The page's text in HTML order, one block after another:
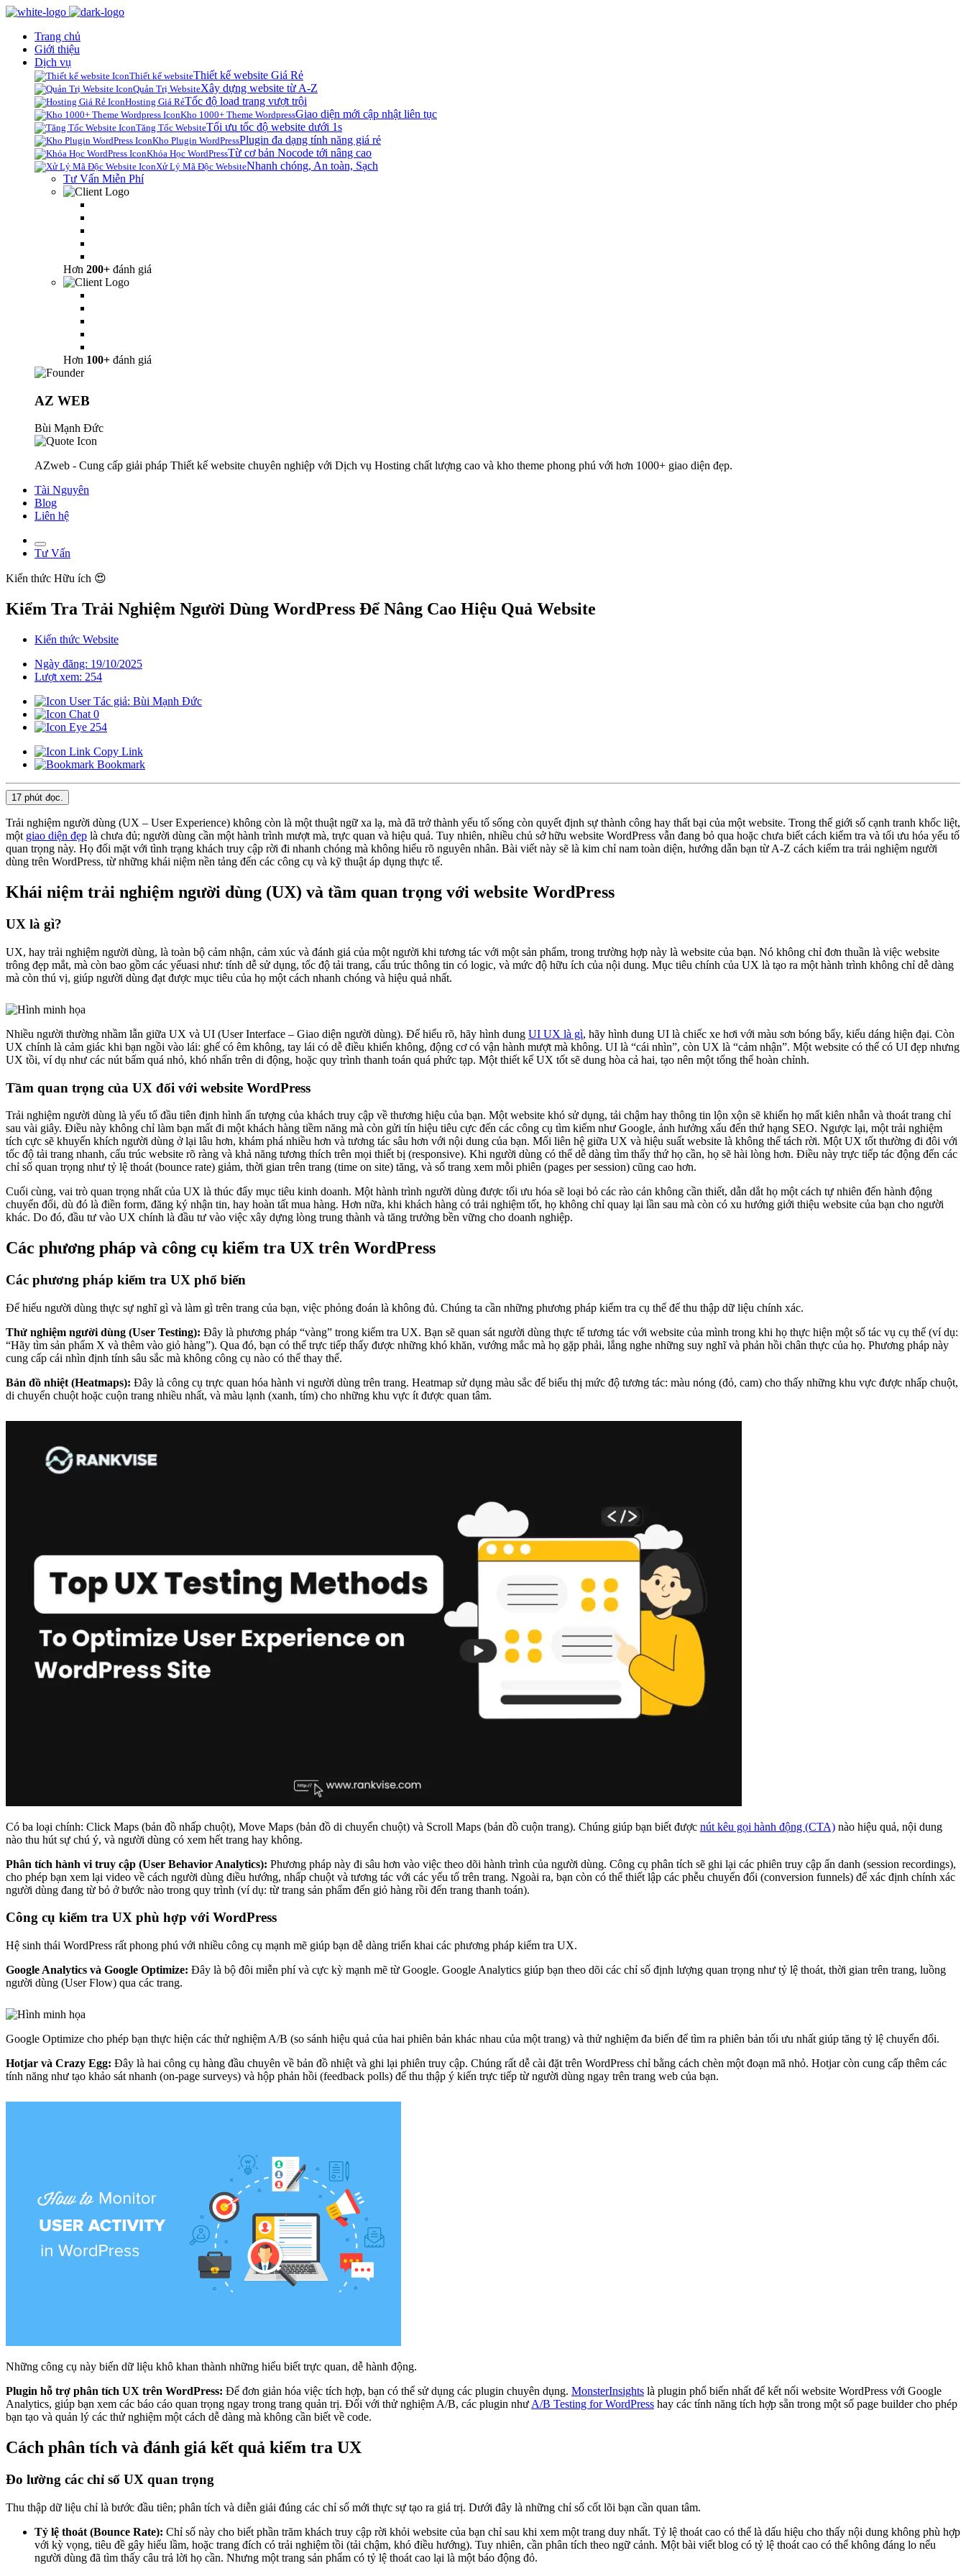
Trang chủ
Giới thiệu
Dịch vụ
Thiết kế websiteThiết kế website Giá Rẻ
Quản Trị WebsiteXây dựng website từ A-Z
Hosting Giá RẻTốc độ load trang vượt trội
Kho 1000+ Theme WordpressGiao diện mới cập nhật liên tục
Tăng Tốc WebsiteTối ưu tốc độ website dưới 1s
Kho Plugin WordPressPlugin đa dạng tính năng giá rẻ
Khóa Học WordPressTừ cơ bản Nocode tới nâng cao
Xử Lý Mã Độc WebsiteNhanh chóng, An toàn, Sạch
Tư Vấn Miễn Phí
Hơn 200+ đánh giá
Hơn 100+ đánh giá
AZ WEB
Bùi Mạnh Đức
AZweb - Cung cấp giải pháp Thiết kế website chuyên nghiệp với Dịch vụ Hosting chất lượng cao và kho theme phong phú với hơn 1000+ giao diện đẹp.
Tài Nguyên
Blog
Liên hệ
Tư Vấn
Kiến thức Hữu ích 😍
Kiểm Tra Trải Nghiệm Người Dùng WordPress Để Nâng Cao Hiệu Quả Website
Kiến thức Website
Ngày đăng: 19/10/2025
Lượt xem: 254
Tác giả: Bùi Mạnh Đức
0
254
Copy Link
Bookmark
17 phút đọc.
Trải nghiệm người dùng (UX – User Experience) không còn là một thuật ngữ xa lạ, mà đã trở thành yếu tố sống còn quyết định sự thành công hay thất bại của một website. Trong thế giới số cạnh tranh khốc liệt,
một giao diện đẹp là chưa đủ; người dùng cần một hành trình mượt mà, trực quan và hiệu quả. Tuy nhiên, nhiều chủ sở hữu website WordPress vẫn đang bỏ qua hoặc chưa biết cách kiểm tra và tối ưu hóa yếu tố
quan trọng này. Họ đối mặt với tình trạng khách truy cập rời đi nhanh chóng mà không hiểu rõ nguyên nhân. Bài viết này sẽ là kim chỉ nam toàn diện, hướng dẫn bạn từ A-Z cách kiểm tra trải nghiệm người
dùng trên WordPress, từ những khái niệm nền tảng đến các công cụ và kỹ thuật áp dụng thực tế.
Khái niệm trải nghiệm người dùng (UX) và tầm quan trọng với website WordPress
UX là gì?
UX, hay trải nghiệm người dùng, là toàn bộ cảm nhận, cảm xúc và đánh giá của một người khi tương tác với một sản phẩm, trong trường hợp này là website của bạn. Nó không chỉ đơn thuần là việc website
trông đẹp mắt, mà còn bao gồm các yếuasi như: tính dễ sử dụng, tốc độ tải trang, cấu trúc thông tin có logic, và mức độ hữu ích của nội dung. Mục tiêu chính của UX là tạo ra một hành trình không chỉ dễ dàng
mà còn thú vị, giúp người dùng đạt được mục tiêu của họ một cách nhanh chóng và hiệu quả nhất.
Nhiều người thường nhầm lẫn giữa UX và UI (User Interface – Giao diện người dùng). Để hiểu rõ, hãy hình dung UI UX là gì, hãy hình dung UI là chiếc xe hơi với màu sơn bóng bẩy, kiểu dáng hiện đại. Còn
UX chính là cảm giác khi bạn ngồi vào lái: ghế có êm không, tay lái có dễ điều khiển không, động cơ có vận hành mượt mà không. UI là “cái nhìn”, còn UX là “cảm nhận”. Một website có thể có UI đẹp nhưng
UX tồi, ví dụ như các nút bấm quá nhỏ, khó nhấn trên di động, hoặc quy trình thanh toán quá phức tạp. Một thiết kế UX tốt sẽ dung hòa cả hai, tạo nên một tổng thể hoàn chỉnh.
Tầm quan trọng của UX đối với website WordPress
Trải nghiệm người dùng là yếu tố đầu tiên định hình ấn tượng của khách truy cập về thương hiệu của bạn. Một website khó sử dụng, tải chậm hay thông tin lộn xộn sẽ khiến họ mất kiên nhẫn và thoát trang chỉ
sau vài giây. Điều này không chỉ làm bạn mất đi một khách hàng tiềm năng mà còn gửi tín hiệu tiêu cực đến các công cụ tìm kiếm như Google, ảnh hưởng xấu đến thứ hạng SEO. Ngược lại, một trải nghiệm
tích cực sẽ khuyến khích người dùng ở lại lâu hơn, khám phá nhiều hơn và tương tác sâu hơn với nội dung của bạn. Mối liên hệ giữa UX và hiệu suất website là không thể tách rời. Một UX tốt thường đi đôi với
tốc độ tải trang nhanh, cấu trúc website rõ ràng và khả năng tương thích trên mọi thiết bị (responsive). Khi người dùng có thể dễ dàng tìm thấy thứ họ cần, họ sẽ hài lòng hơn. Điều này trực tiếp tác động đến các
chỉ số quan trọng như tỷ lệ thoát (bounce rate) giảm, thời gian trên trang (time on site) tăng, và số trang xem mỗi phiên (pages per session) cũng cao hơn.
Cuối cùng, vai trò quan trọng nhất của UX là thúc đẩy mục tiêu kinh doanh. Một hành trình người dùng được tối ưu hóa sẽ loại bỏ các rào cản không cần thiết, dẫn dắt họ một cách tự nhiên đến hành động
chuyển đổi, dù đó là điền form, đăng ký nhận tin, hay hoàn tất mua hàng. Hơn nữa, khi khách hàng có trải nghiệm tốt, họ không chỉ quay lại lần sau mà còn có xu hướng giới thiệu website của bạn cho người
khác. Do đó, đầu tư vào UX chính là đầu tư vào việc xây dựng lòng trung thành và tăng trưởng bền vững cho doanh nghiệp.
Các phương pháp và công cụ kiểm tra UX trên WordPress
Các phương pháp kiểm tra UX phổ biến
Để hiểu người dùng thực sự nghĩ gì và làm gì trên trang của bạn, việc phỏng đoán là không đủ. Chúng ta cần những phương pháp kiểm tra cụ thể để thu thập dữ liệu chính xác.
Thử nghiệm người dùng (User Testing): Đây là phương pháp “vàng” trong kiểm tra UX. Bạn sẽ quan sát người dùng thực tế tương tác với website của mình trong khi họ thực hiện một số tác vụ cụ thể (ví dụ:
“Hãy tìm sản phẩm X và thêm vào giỏ hàng”). Qua đó, bạn có thể trực tiếp thấy được những khó khăn, vướng mắc mà họ gặp phải, lắng nghe những suy nghĩ và phản hồi chân thực của họ. Phương pháp này
cung cấp cái nhìn định tính sâu sắc mà không công cụ nào có thể thay thế.
Bản đồ nhiệt (Heatmaps): Đây là công cụ trực quan hóa hành vi người dùng trên trang. Heatmap sử dụng màu sắc để biểu thị mức độ tương tác: màu nóng (đỏ, cam) cho thấy những khu vực được nhấp chuột,
di chuyển chuột hoặc cuộn trang nhiều nhất, và màu lạnh (xanh, tím) cho những khu vực ít được quan tâm.
Có ba loại chính: Click Maps (bản đồ nhấp chuột), Move Maps (bản đồ di chuyển chuột) và Scroll Maps (bản đồ cuộn trang). Chúng giúp bạn biết được nút kêu gọi hành động (CTA) nào hiệu quả, nội dung
nào thu hút sự chú ý, và người dùng có xem hết trang hay không.
Phân tích hành vi truy cập (User Behavior Analytics): Phương pháp này đi sâu hơn vào việc theo dõi hành trình của người dùng. Công cụ phân tích sẽ ghi lại các phiên truy cập ẩn danh (session recordings),
cho phép bạn xem lại video về cách người dùng điều hướng, nhấp chuột và tương tác với các yếu tố trên trang. Ngoài ra, bạn còn có thể thiết lập các phễu chuyển đổi (conversion funnels) để xác định chính xác
người dùng đang từ bỏ ở bước nào trong quy trình (ví dụ: từ trang sản phẩm đến giỏ hàng rồi đến trang thanh toán).
Công cụ kiểm tra UX phù hợp với WordPress
Hệ sinh thái WordPress rất phong phú với nhiều công cụ mạnh mẽ giúp bạn dễ dàng triển khai các phương pháp kiểm tra UX.
Google Analytics và Google Optimize: Đây là bộ đôi miễn phí và cực kỳ mạnh mẽ từ Google. Google Analytics giúp bạn theo dõi các chỉ số định lượng quan trọng như tỷ lệ thoát, thời gian trên trang, luồng
người dùng (User Flow) qua các trang.
Google Optimize cho phép bạn thực hiện các thử nghiệm A/B (so sánh hiệu quả của hai phiên bản khác nhau của một trang) và thử nghiệm đa biến để tìm ra phiên bản tối ưu nhất giúp tăng tỷ lệ chuyển đổi.
Hotjar và Crazy Egg: Đây là hai công cụ hàng đầu chuyên về bản đồ nhiệt và ghi lại phiên truy cập. Chúng rất dễ cài đặt trên WordPress chỉ bằng cách chèn một đoạn mã nhỏ. Hotjar còn cung cấp thêm các
tính năng như tạo khảo sát nhanh (on-page surveys) và hộp phản hồi (feedback polls) để thu thập ý kiến trực tiếp từ người dùng ngay trên trang web của bạn.
Những công cụ này biến dữ liệu khô khan thành những hiểu biết trực quan, dễ hành động.
Plugin hỗ trợ phân tích UX trên WordPress: Để đơn giản hóa việc tích hợp, bạn có thể sử dụng các plugin chuyên dụng. MonsterInsights là plugin phổ biến nhất để kết nối website WordPress với Google
Analytics, giúp bạn xem các báo cáo quan trọng ngay trong trang quản trị. Đối với thử nghiệm A/B, các plugin như A/B Testing for WordPress hay các tính năng tích hợp sẵn trong một số page builder cho phép
bạn tạo và quản lý các thử nghiệm một cách dễ dàng mà không cần biết về code.
Cách phân tích và đánh giá kết quả kiểm tra UX
Đo lường các chỉ số UX quan trọng
Thu thập dữ liệu chỉ là bước đầu tiên; phân tích và diễn giải đúng các chỉ số mới thực sự tạo ra giá trị. Dưới đây là những chỉ số cốt lõi bạn cần quan tâm.
Tỷ lệ thoát (Bounce Rate): Chỉ số này cho biết phần trăm khách truy cập rời khỏi website của bạn chỉ sau khi xem một trang duy nhất. Tỷ lệ thoát cao có thể là dấu hiệu cho thấy nội dung không phù hợp
với kỳ vọng, tiêu đề gây hiểu lầm, hoặc trang đích có trải nghiệm tồi (tải chậm, khó điều hướng). Tuy nhiên, cần phân tích theo ngữ cảnh. Một bài viết blog có tỷ lệ thoát cao có thể không đáng lo nếu
người dùng đã tìm thấy câu trả lời họ cần. Nhưng một trang sản phẩm có tỷ lệ thoát cao lại là một báo động đỏ.